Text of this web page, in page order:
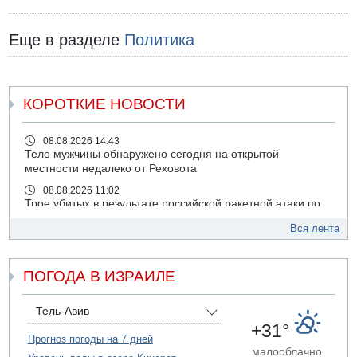
Еще в разделе Политика
КОРОТКИЕ НОВОСТИ
08.08.2026 14:43
Тело мужчины обнаружено сегодня на открытой
местности недалеко от Реховота
08.08.2026 11:02
Трое убитых в результате российской ракетной атаки по
07.08.2026 20:43
07.08.2026 20:41
Ynet: "Хизбалла" запустила БПЛА со взрывчаткой по
07.08.2026 19:16
ДТП в Ашдоде: тяжело ранены двое маленьких детей
Вся лента
ПОГОДА В ИЗРАИЛЕ
Тель-Авив
Прогноз погоды на 7 дней
+31°
малооблачно